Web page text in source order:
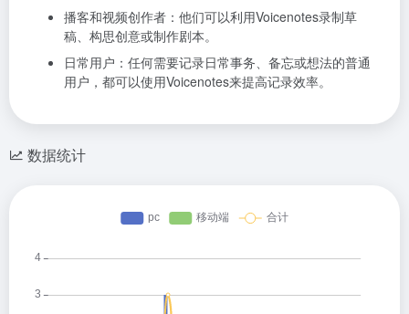
播客和视频创作者：他们可以利用Voicenotes录制草
稿、构思创意或制作剧本。
日常用户：任何需要记录日常事务、备忘或想法的普通
用户，都可以使用Voicenotes来提高记录效率。
数据统计